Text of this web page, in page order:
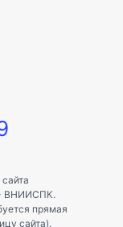
- ВНИИСПК.
прямая
сайта).